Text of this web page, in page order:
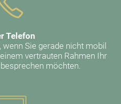
Telefon
Sie gerade nicht mobil
vertrauten Rahmen Ihr
möchten.